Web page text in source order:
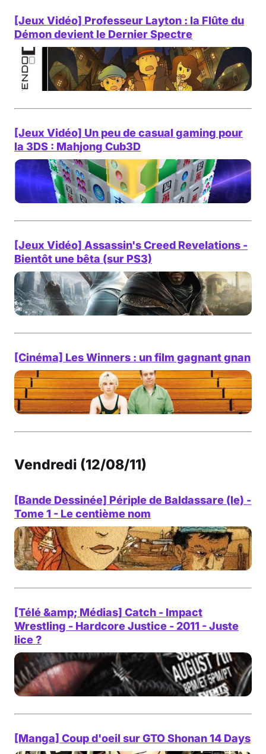
[Jeux Vidéo] Professeur Layton : la Flûte du
Démon devient le Dernier Spectre
[Jeux Vidéo] Un peu de casual gaming pour
la 3DS : Mahjong Cub3D
[Jeux Vidéo] Assassin's Creed Revelations -
Bientôt une bêta (sur PS3)
[Cinéma] Les Winners : un film gagnant gnan
Vendredi (12/08/11)
[Bande Dessinée] Périple de Baldassare (le) -
Tome 1 - Le centième nom
[Télé &amp; Médias] Catch - Impact
Wrestling - Hardcore Justice - 2011 - Juste
lice ?
[Manga] Coup d'oeil sur GTO Shonan 14 Days